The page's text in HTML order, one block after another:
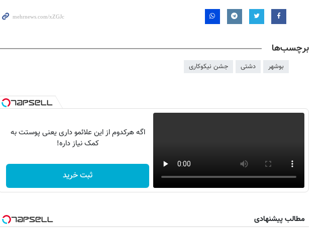
برچسب‌ها
بوشهر دشتی جشن نیکوکاری
اگه هرکدوم از این علائمو داری یعنی پوستت به
کمک نیاز داره!
ثبت خرید
مطالب پیشنهادی